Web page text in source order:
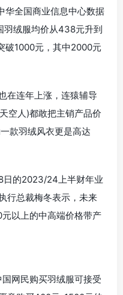
华全国商业信息中心数据
绒服均价从438元升到
破1000元，其中2000元
在连年上涨，连猿辅导
空人)都敢把主销产品价
款羽绒风衣更是高达
日的2023/24上半财年业
行总裁梅冬表示，未来
以上的中高端价格带产
网民购买羽绒服可接受